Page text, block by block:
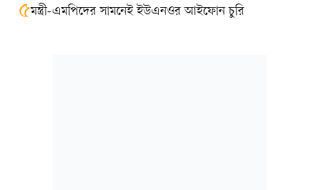
৫মন্ত্রী-এমপিদের সামনেই ইউএনওর আইফোন চুরি